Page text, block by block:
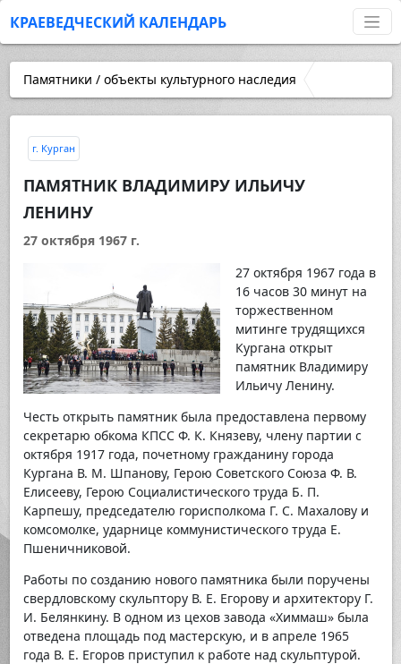
КРАЕВЕДЧЕСКИЙ КАЛЕНДАРЬ
Памятники / объекты культурного наследия
г. Курган
ПАМЯТНИК ВЛАДИМИРУ ИЛЬИЧУ
ЛЕНИНУ
27 октября 1967 г.
27 октября 1967 года в
16 часов 30 минут на
торжественном
митинге трудящихся
Кургана открыт
памятник Владимиру
Ильичу Ленину.
Честь открыть памятник была предоставлена первому
секретарю обкома КПСС Ф. К. Князеву, члену партии с
октября 1917 года, почетному гражданину города
Кургана В. М. Шпанову, Герою Советского Союза Ф. В.
Елисееву, Герою Социалистического труда Б. П.
Карпешу, председателю горисполкома Г. С. Махалову и
комсомолке, ударнице коммунистического труда Е.
Пшеничниковой.
Работы по созданию нового памятника были поручены
свердловскому скульптору В. Е. Егорову и архитектору Г.
И. Белянкину. В одном из цехов завода «Химмаш» была
отведена площадь под мастерскую, и в апреле 1965
года В. Е. Егоров приступил к работе над скульптурой.